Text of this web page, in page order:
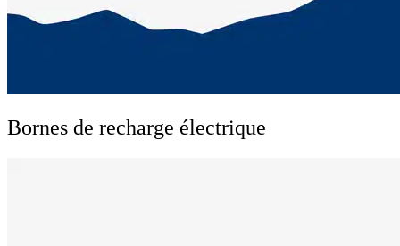
Bornes de recharge électrique